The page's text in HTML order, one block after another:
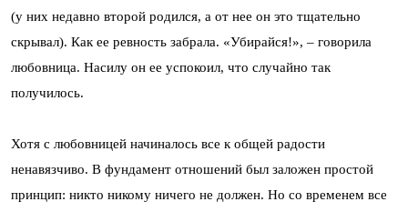
(у них недавно второй родился, а от нее он это тщательно
скрывал). Как ее ревность забрала. «Убирайся!», – говорила
любовница. Насилу он ее успокоил, что случайно так
получилось.
Хотя с любовницей начиналось все к общей радости
ненавязчиво. В фундамент отношений был заложен простой
принцип: никто никому ничего не должен. Но со временем все